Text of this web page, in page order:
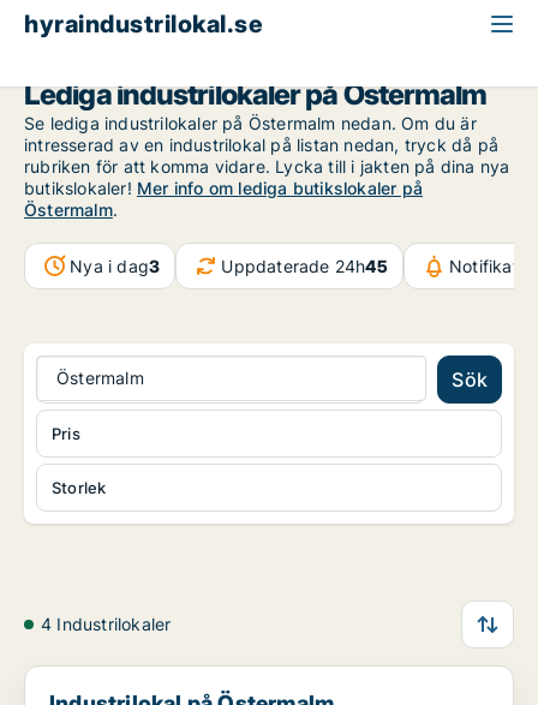
hyraindustrilokal.se
Lediga industrilokaler på Östermalm
Se lediga industrilokaler på Östermalm nedan. Om du är
intresserad av en industrilokal på listan nedan, tryck då på
rubriken för att komma vidare. Lycka till i jakten på dina nya
butikslokaler! Mer info om lediga butikslokaler på
Östermalm.
Nya i dag3 Uppdaterade 24h45
Östermalm Sök
Storlek
Pris
4 Industrilokaler
Industrilokal på Östermalm